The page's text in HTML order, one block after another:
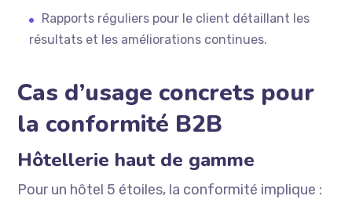
Rapports réguliers pour le client détaillant les
résultats et les améliorations continues.
Cas d’usage concrets pour
la conformité B2B
Hôtellerie haut de gamme
Pour un hôtel 5 étoiles, la conformité implique :